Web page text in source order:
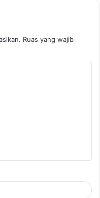
Ruas yang wajib